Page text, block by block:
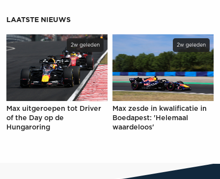
LAATSTE NIEUWS
2w geleden
Max uitgeroepen tot Driver
of the Day op de
Hungaroring
2w geleden
Max zesde in kwalificatie in
Boedapest: 'Helemaal
waardeloos'